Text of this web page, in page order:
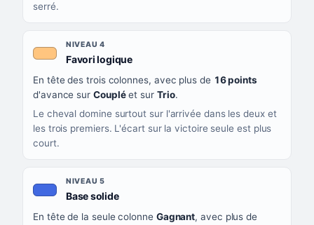
serré.
NIVEAU 4
Favori logique, couleur orange clair
En tête des trois colonnes, avec plus de 16 points
d'avance sur Coupléet sur Trio.
Le cheval domine surtout sur l'arrivée dans les deux et
les trois premiers. L'écart sur la victoire seule est plus
court.
NIVEAU 5
Base solide, couleur bleu roi
En tête de la seule colonne Gagnant, avec plus de